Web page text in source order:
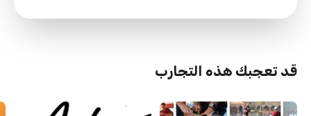
قد تعجبك هذه التجارب